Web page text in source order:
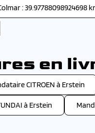
: 39.97788098924698
en
CITROEN à Erstein
à Erstein